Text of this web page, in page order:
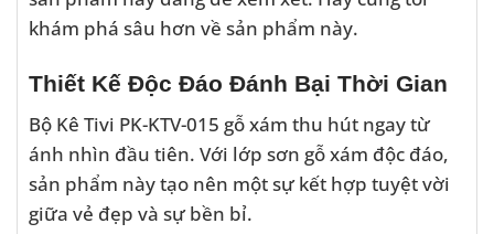
khám phá sâu hơn về sản phẩm này.
Thiết Kế Độc Đáo Đánh Bại Thời Gian
Bộ Kê Tivi PK-KTV-015 gỗ xám thu hút ngay từ
ánh nhìn đầu tiên. Với lớp sơn gỗ xám độc đáo,
sản phẩm này tạo nên một sự kết hợp tuyệt vời
giữa vẻ đẹp và sự bền bỉ.